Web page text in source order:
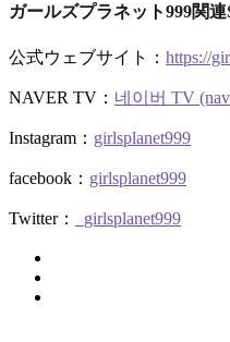
ガールズプラネット999関連
公式ウェブサイト： https://
NAVER TV： 네이버 TV
Instagram： girlsplanet999
facebook： girlsplanet999
Twitter： _girlsplanet999